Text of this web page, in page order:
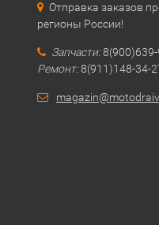
Отправка заказов
регионы России!
Запчасти:8(900)639-
Ремонт:8(911)148-34-